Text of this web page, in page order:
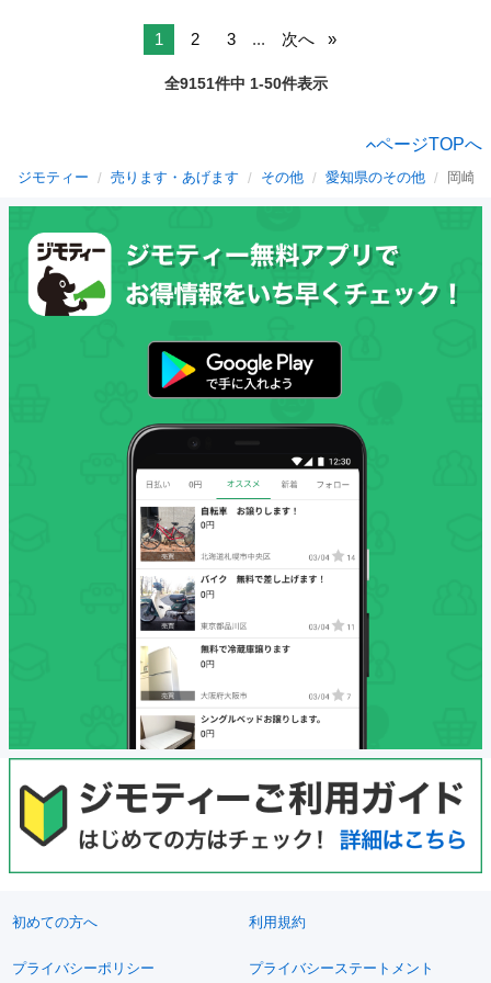
1 2 3 ... 次へ
全9151件中 1-50件表示
ページTOPへ
ジモティー 売ります・あげます その他 愛知県のその他 岡崎
初めての方へ 利用規約
プライバシーポリシー プライバシーステートメント